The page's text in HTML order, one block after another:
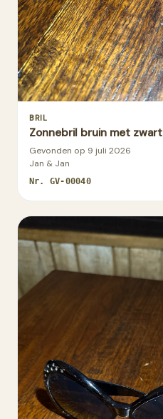
BRIL
Zonnebril bruin met zwart
Gevonden op 9 juli 2026
Jan & Jan
Nr. GV-00040